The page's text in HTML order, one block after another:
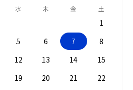
水 木 金 土
1
5 6 7
8
12 13 14
15
19 20 21
22